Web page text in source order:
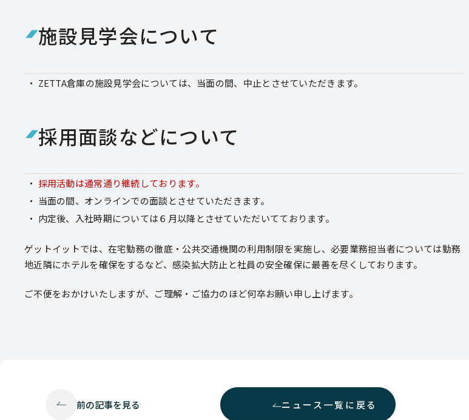
施設見学会について
ZETTA倉庫の施設見学会については、当面の間、 中止とさせていただきます。
採用面談などについて
採用活動は通常通り継続しております。
当面の間、 オンラインでの面談とさせていただきます。
内定後、 入社時期については６月以降 とさせていただいてております。
ゲットイットでは、在宅勤務の徹底・公共交通機関の利用制限を実施し、必要業務担当者については勤務
地近隣にホテルを確保をするなど、感染拡大防止と社員の安全確保に最善を尽くしております。
ご不便をおかけいたしますが、ご理解・ご協力のほど何卒お願い申し上げます。
前の記事を見る ニュース一覧に戻る